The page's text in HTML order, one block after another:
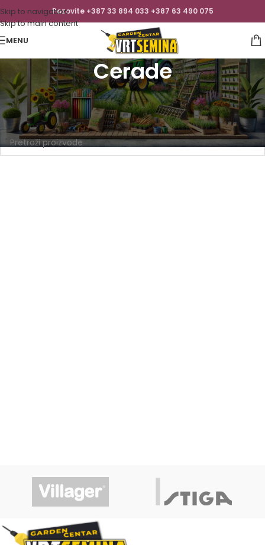
Skip to navigation
Skip to main content
Pozovite +387 33 894 033 +387 63 490 075
MENU
Cerade
Početna /Kuća/Građevinski alat/Cerade
Nisu pronađeni proizvodi koji odgovaraju vašem odabiru.